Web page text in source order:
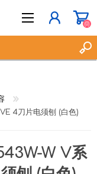
(0)
4刀片电须刨 (白色)
W V系